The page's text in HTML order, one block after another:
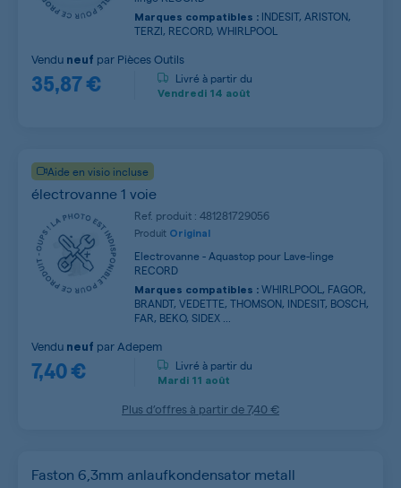
Marques compatibles : INDESIT, ARISTON,
TERZI, RECORD, WHIRLPOOL
35,87 €
Vendu neuf par Pièces Outils
Livré à partir du
Vendredi 14 août
Aide en visio incluse
électrovanne 1 voie
Ref. produit : 481281729056
Produit Original
Electrovanne - Aquastop pour Lave-linge
RECORD
Marques compatibles : WHIRLPOOL, FAGOR,
BRANDT, VEDETTE, THOMSON, INDESIT, BOSCH,
FAR, BEKO, SIDEX ...
7,40 €
Vendu neuf par Adepem
Livré à partir du
Mardi 11 août
Plus d’offres à partir de7,40 €
Faston 6,3mm anlaufkondensator metall